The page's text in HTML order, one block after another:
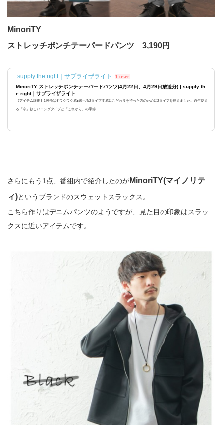
MinoriTY
ストレッチポンチテーパードパンツ 3,190円
supply the right｜サプライザライト 1 user
MinoriTY ストレッチポンチテーパードパンツ(4月22日、4月29日放送分) | supply th
e right｜サプライザライト
【アイテム詳細】1段飛ばすワクワク感●選べる2タイプ丈感にこだわりを持った方のために2タイプを揃えました。通年使え
る「今」欲しいロングタイプと「これから」の季節...
さらにもう1点、番組内で紹介したのがMinoriTY(マイノリテ
ィ)というブランドのスウェットスラックス。
こちら作りはデニムパンツのようですが、見た目の印象はスラッ
クスに近いアイテムです。